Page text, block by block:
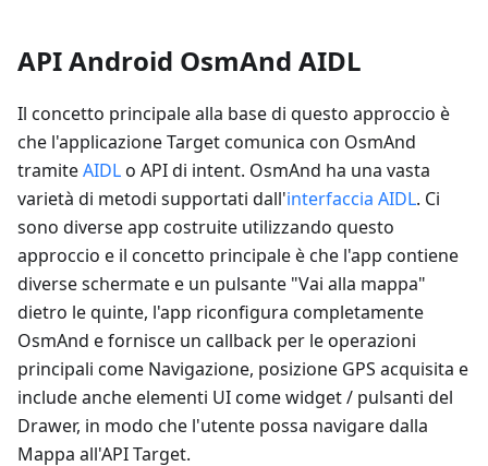
API Android OsmAnd AIDL
Il concetto principale alla base di questo approccio è
che l'applicazione Target comunica con OsmAnd
tramiteAIDLo API di intent. OsmAnd ha una vasta
varietà di metodi supportati dall'interfaccia AIDL. Ci
sono diverse app costruite utilizzando questo
approccio e il concetto principale è che l'app contiene
diverse schermate e un pulsante "Vai alla mappa"
dietro le quinte, l'app riconfigura completamente
OsmAnd e fornisce un callback per le operazioni
principali come Navigazione, posizione GPS acquisita e
include anche elementi UI come widget / pulsanti del
Drawer, in modo che l'utente possa navigare dalla
Mappa all'API Target.